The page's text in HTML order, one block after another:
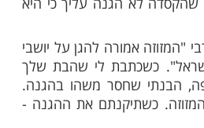
מגיע לי עונש שבתי
אותך ולא מחליף את
שיוצאת לשדה קרב,